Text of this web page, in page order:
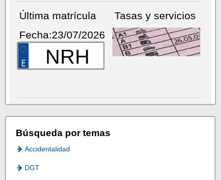
Última matrícula
Fecha:23/07/2026
NRH
Tasas y servicios
Búsqueda por temas
Accidentalidad
DGT